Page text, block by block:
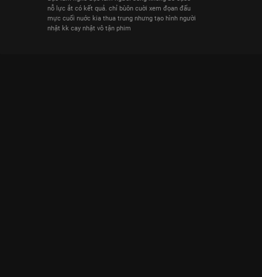
nỗ lực ắt có kết quả. chỉ bùôn cuời xem đọan đấu
mực cuối nuớc kia thua trung nhưng tạo hình người
nhật kk cay nhật vô tận phim